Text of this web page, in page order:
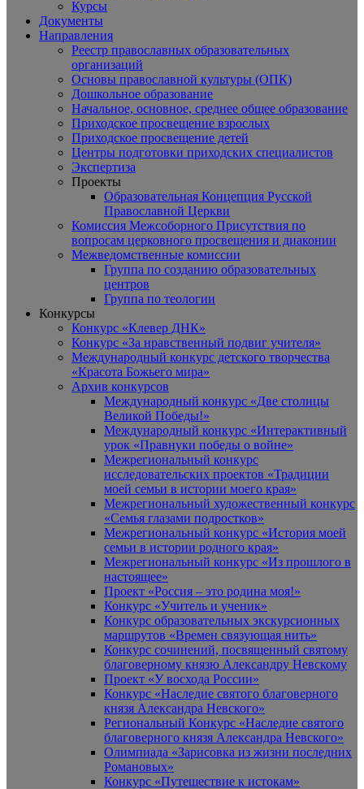
Курсы
Документы
Направления
Реестр православных образовательных
организаций
Основы православной культуры (ОПК)
Дошкольное образование
Начальное, основное, среднее общее образование
Приходское просвещение взрослых
Приходское просвещение детей
Центры подготовки приходских специалистов
Экспертиза
Проекты
Образовательная Концепция Русской
Православной Церкви
Комиссия Межсоборного Присутствия по
вопросам церковного просвещения и диаконии
Межведомственные комиссии
Группа по созданию образовательных
центров
Группа по теологии
Конкурсы
Конкурс «Клевер ДНК»
Конкурс «За нравственный подвиг учителя»
Международный конкурс детского творчества
«Красота Божьего мира»
Архив конкурсов
Международный конкурс «Две столицы
Великой Победы!»
Международный конкурс «Интерактивный
урок «Правнуки победы о войне»
Межрегиональный конкурс
исследовательских проектов «Традиции
моей семьи в истории моего края»
Межрегиональный художественный конкурс
«Семья глазами подростков»
Межрегиональный конкурс «История моей
семьи в истории родного края»
Межрегиональный конкурс «Из прошлого в
настоящее»
Проект «Россия – это родина моя!»
Конкурс «Учитель и ученик»
Конкурс образовательных экскурсионных
маршрутов «Времен связующая нить»
Конкурс сочинений, посвященный святому
благоверному князю Александру Невскому
Проект «У восхода России»
Конкурс «Наследие святого благоверного
князя Александра Невского»
Региональный Конкурс «Наследие святого
благоверного князя Александра Невского»
Олимпиада «Зарисовка из жизни последних
Романовых»
Конкурс «Путешествие к истокам»